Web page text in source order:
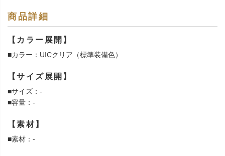
商品詳細
【カラー展開】
■カラー：UICクリア（標準装備色）
【サイズ展開】
■サイズ：-
■容量：-
【素材】
■素材：-